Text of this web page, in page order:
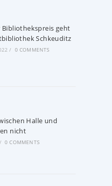
Bibliothekspreis geht
Schkeuditz
/ 0 COMMENTS
Halle und
nicht
/ 0 COMMENTS